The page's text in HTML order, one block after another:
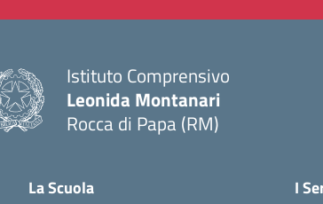
Istituto Comprensivo
Leonida Montanari
Rocca di Papa (RM)
La Scuola I